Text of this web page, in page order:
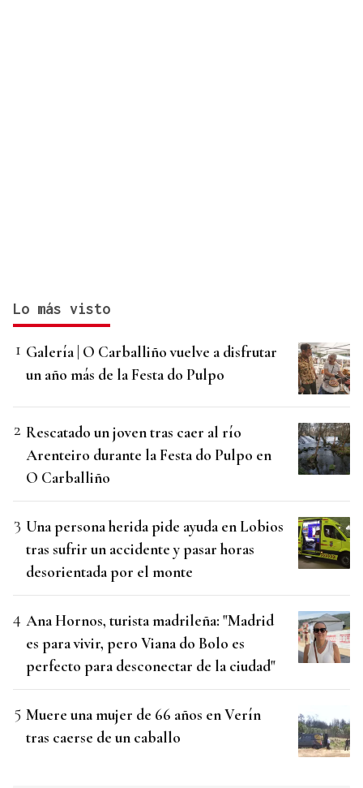
Lo más visto
Galería | O Carballiño vuelve a disfrutar
un año más de la Festa do Pulpo
Rescatado un joven tras caer al río
Arenteiro durante la Festa do Pulpo en
O Carballiño
Una persona herida pide ayuda en Lobios
tras sufrir un accidente y pasar horas
desorientada por el monte
Ana Hornos, turista madrileña: "Madrid
es para vivir, pero Viana do Bolo es
perfecto para desconectar de la ciudad"
Muere una mujer de 66 años en Verín
tras caerse de un caballo